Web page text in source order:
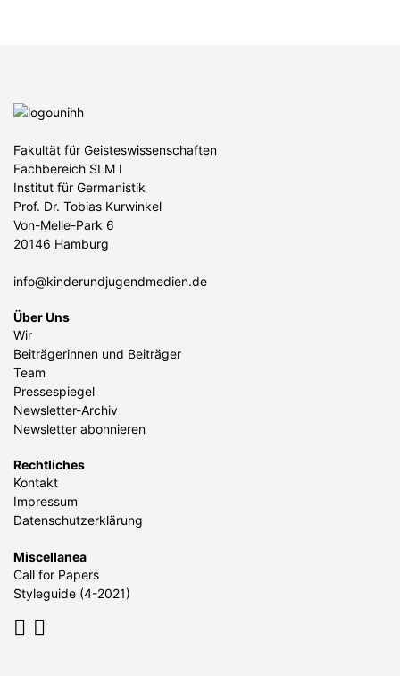
Fakultät für Geisteswissenschaften
Fachbereich SLM I
Institut für Germanistik
Prof. Dr. Tobias Kurwinkel
Von-Melle-Park 6
20146 Hamburg
info@kinderundjugendmedien.de
Über Uns
Wir
Beiträgerinnen und Beiträger
Team
Pressespiegel
Newsletter-Archiv
Newsletter abonnieren
Rechtliches
Kontakt
Impressum
Datenschutzerklärung
Miscellanea
Call for Papers
Styleguide (4-2021)